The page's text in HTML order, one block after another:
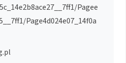
Pagee
Page4d024e07_14f0a